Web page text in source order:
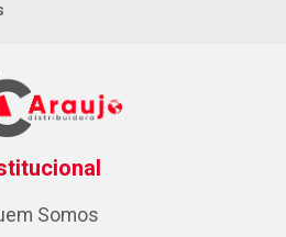
Somos